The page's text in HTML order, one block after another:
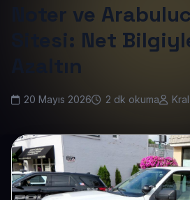
Noter ve
Sitesi: Net
Azaltın
20 Mayıs 2026 2 dk okuma